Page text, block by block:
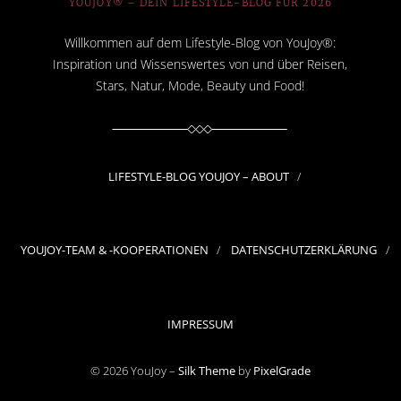
YOUJOY® – DEIN LIFESTYLE-BLOG FÜR 2026
Willkommen auf dem Lifestyle-Blog von YouJoy®:
Inspiration und Wissenswertes von und über Reisen,
Stars, Natur, Mode, Beauty und Food!
LIFESTYLE-BLOG YOUJOY – ABOUT
YOUJOY-TEAM & -KOOPERATIONEN DATENSCHUTZERKLÄRUNG
IMPRESSUM
© 2026 YouJoy – Silk Theme by PixelGrade